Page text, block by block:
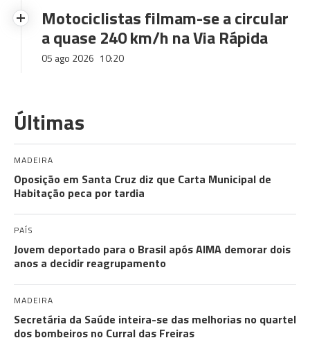
Motociclistas filmam-se a circular
a quase 240 km/h na Via Rápida
05 ago 2026 10:20
Últimas
MADEIRA
Oposição em Santa Cruz diz que Carta Municipal de
Habitação peca por tardia
PAÍS
Jovem deportado para o Brasil após AIMA demorar dois
anos a decidir reagrupamento
MADEIRA
Secretária da Saúde inteira-se das melhorias no quartel
dos bombeiros no Curral das Freiras